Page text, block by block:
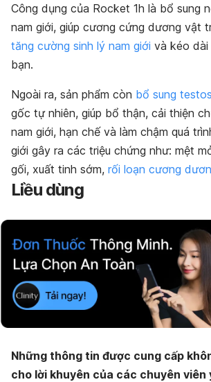
Công dụng của Rocket 1h là bổ sung
nam giới, giúp cương cứng dương vật
tăng cường sinh lý nam giới và kéo dài
bạn.
Ngoài ra, sản phẩm còn bổ sung
gốc tự nhiên, giúp bổ thận, cải thiện
nam giới, hạn chế và làm chậm quá
giới gây ra các triệu chứng như: mệt
gối, xuất tinh sớm, rối loạn cương
Liều dùng
Những thông tin được cung cấp
cho lời khuyên của các chuyên viên